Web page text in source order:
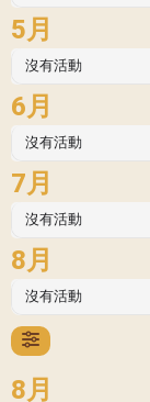
5月
沒有活動
6月
沒有活動
7月
沒有活動
8月
沒有活動
8月